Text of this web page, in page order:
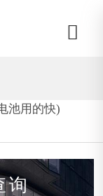
池用的快)
询